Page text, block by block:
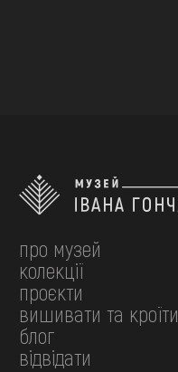
про музей
колекції
проєкти
вишивати та кроїти
блог
відвідати